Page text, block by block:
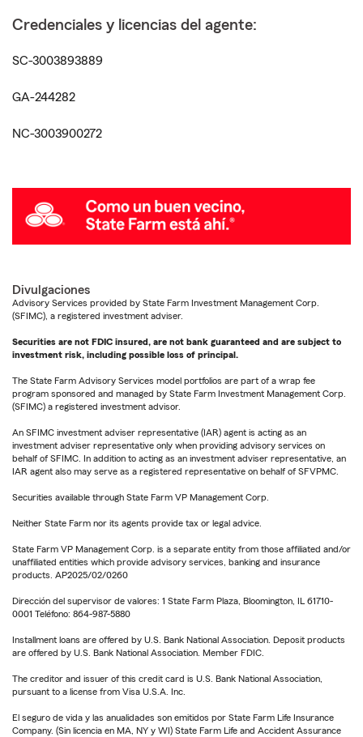
Credenciales y licencias del agente:
SC-3003893889
GA-244282
NC-3003900272
Divulgaciones
Advisory Services provided by State Farm Investment Management Corp.
(SFIMC), a registered investment adviser.
Securities are not FDIC insured, are not bank guaranteed and are subject to
investment risk, including possible loss of principal.
The State Farm Advisory Services model portfolios are part of a wrap fee
program sponsored and managed by State Farm Investment Management Corp.
(SFIMC) a registered investment advisor.
An SFIMC investment adviser representative (IAR) agent is acting as an
investment adviser representative only when providing advisory services on
behalf of SFIMC. In addition to acting as an investment adviser representative, an
IAR agent also may serve as a registered representative on behalf of SFVPMC.
Securities available through State Farm VP Management Corp.
Neither State Farm nor its agents provide tax or legal advice.
State Farm VP Management Corp. is a separate entity from those affiliated and/or
unaffiliated entities which provide advisory services, banking and insurance
products. AP2025/02/0260
Dirección del supervisor de valores: 1 State Farm Plaza, Bloomington, IL 61710-
0001 Teléfono: 864-987-5880
Installment loans are offered by U.S. Bank National Association. Deposit products
are offered by U.S. Bank National Association. Member FDIC.
The creditor and issuer of this credit card is U.S. Bank National Association,
pursuant to a license from Visa U.S.A. Inc.
El seguro de vida y las anualidades son emitidos por State Farm Life Insurance
Company. (Sin licencia en MA, NY y WI) State Farm Life and Accident Assurance